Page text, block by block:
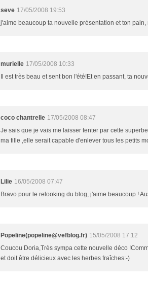
seve 17/05/2008 19:53
j'aime beaucoup ta nouvelle présentation et ton pain,
murielle 17/05/2008 10:33
Il est très beau et sent bon l'été!Et en passant, ta
coco chantrelle 17/05/2008 08:47
Je sais que je vais me laisser tenter par cette
ma fille ,elle serait capable d'enlever tous les petits
Lilie 16/05/2008 07:47
Bravo pour le relooking du blog, j'aime beaucoup !
Popeline(popeline@vefblog.fr) 15/05/2008 17:12
Coucou Doria,Très sympa cette nouvelle déco
et doit être délicieux avec les herbes fraîches:-)